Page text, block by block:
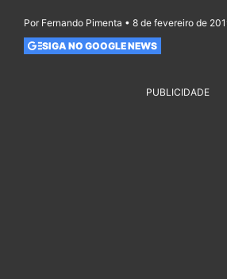
Por Fernando Pimenta • 8 de fevereiro de
SIGA NO GOOGLE NEWS
PUBLICIDADE